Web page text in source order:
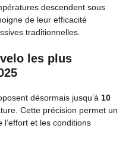
descendent sous
de leur efficacité
traditionnelles.
les plus
désormais jusqu’à 10
Cette précision permet un
l’effort et les conditions